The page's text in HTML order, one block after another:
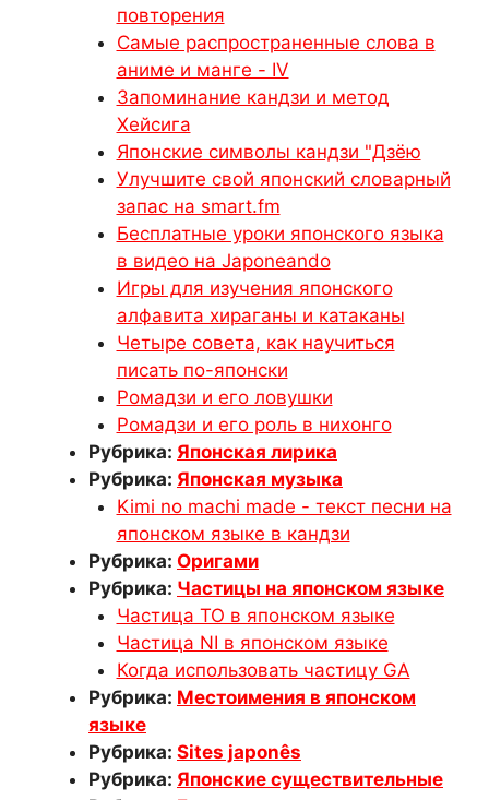
повторения
Самые распространенные слова в
аниме и манге - IV
Запоминание кандзи и метод
Хейсига
Японские символы кандзи "Дзёю
Улучшите свой японский словарный
запас на smart.fm
Бесплатные уроки японского языка
в видео на Japoneando
Игры для изучения японского
алфавита хираганы и катаканы
Четыре совета, как научиться
писать по-японски
Ромадзи и его ловушки
Ромадзи и его роль в нихонго
Рубрика: Японская лирика
Рубрика: Японская музыка
Kimi no machi made - текст песни на
японском языке в кандзи
Рубрика: Оригами
Рубрика: Частицы на японском языке
Частица TO в японском языке
Частица NI в японском языке
Когда использовать частицу GA
Рубрика: Местоимения в японском
языке
Рубрика: Sites japonês
Рубрика: Японские существительные